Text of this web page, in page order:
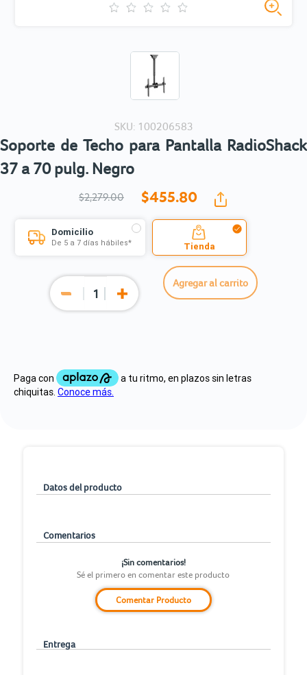
SKU: 100206583
Soporte de Techo para Pantalla RadioShack
37 a 70 pulg. Negro
$2,279.00 $455.80
Domicilio
De 5 a 7 días hábiles* Tienda
Agregar al carrito
Datos del producto
Comentarios
¡Sin comentarios!
Sé el primero en comentar este producto
Comentar Producto
Entrega